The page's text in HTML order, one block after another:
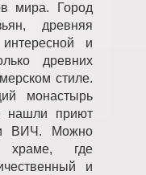
мира. Город
древняя
и
древних
стиле.
монастырь
нашли приют
ВИЧ. Можно
храме, где
и